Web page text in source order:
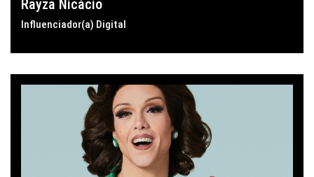
Rayza Nicácio
Influenciador(a) Digital